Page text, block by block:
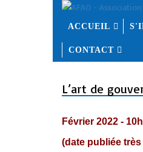
ACCUEIL
CONTACT
L’art de
Février 2022 -
(date publiée